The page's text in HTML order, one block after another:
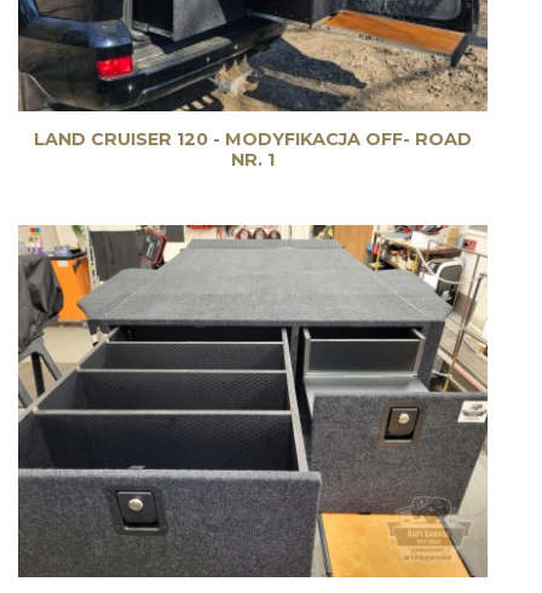
LAND CRUISER 120 - MODYFIKACJA OFF- ROAD
NR. 1